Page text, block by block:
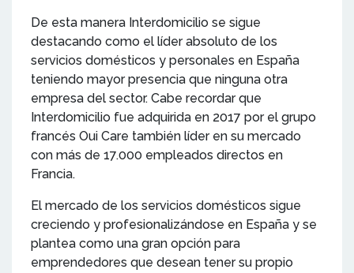
De esta manera Interdomicilio se sigue
destacando como el líder absoluto de los
servicios domésticos y personales en España
teniendo mayor presencia que ninguna otra
empresa del sector. Cabe recordar que
Interdomicilio fue adquirida en 2017 por el grupo
francés Oui Care también líder en su mercado
con más de 17.000 empleados directos en
Francia.
El mercado de los servicios domésticos sigue
creciendo y profesionalizándose en España y se
plantea como una gran opción para
emprendedores que desean tener su propio